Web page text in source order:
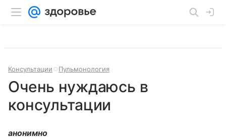
Консультации Пульмонология
Очень нуждаюсь в
консультации
анонимно